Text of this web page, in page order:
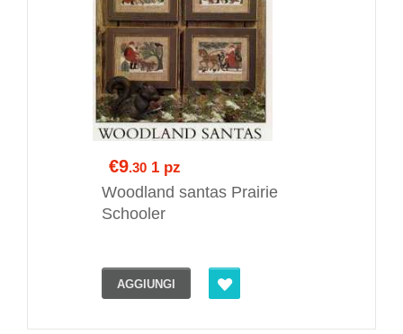
€9.30 1 pz
Woodland santas Prairie
Schooler
AGGIUNGI